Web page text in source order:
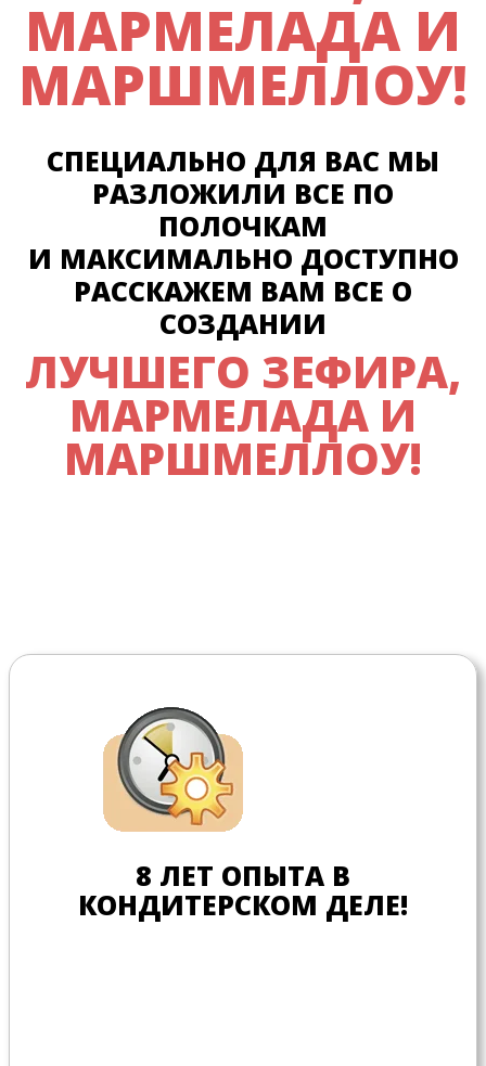
МАРМЕЛАДА И
МАРШМЕЛЛОУ!
СПЕЦИАЛЬНО ДЛЯ ВАС МЫ
РАЗЛОЖИЛИ ВСЕ ПО
ПОЛОЧКАМ
И МАКСИМАЛЬНО ДОСТУПНО
РАССКАЖЕМ ВАМ ВСЕ О
СОЗДАНИИ
ЛУЧШЕГО ЗЕФИРА,
МАРМЕЛАДА И
МАРШМЕЛЛОУ!
8 ЛЕТ ОПЫТА В
КОНДИТЕРСКОМ ДЕЛЕ!